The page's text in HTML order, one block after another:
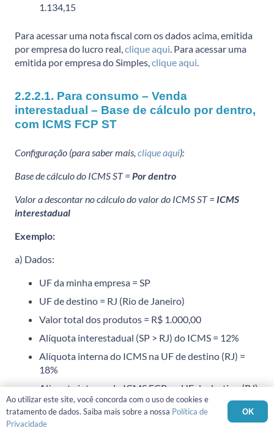
1.134,15
Para acessar uma nota fiscal com os dados acima, emitida
por empresa do lucro real, clique aqui . Para acessar uma
emitida por empresa do Simples, clique aqui
2.2.2.1. Para consumo – Venda
interestadual – Base de cálculo por dentro,
com ICMS FCP ST
Configuração (para saber mais, clique aqui):
Base de cálculo do ICMS ST = Por dentro
Valor a descontar no cálculo do valor do ICMS ST = ICMS
interestadual
Exemplo:
a) Dados:
UF da minha empresa = SP
UF de destino = RJ (Rio de Janeiro)
Valor total dos produtos = R$ 1.000,00
Alíquota interestadual (SP > RJ) do ICMS = 12%
Alíquota interna do ICMS na UF de destino (RJ) =
18%
Alíquota interna do ICMS FCP na UF de destino (RJ)
= 2%
b) Cálculo:
Ao utilizar este site, você concorda com o uso de cookies e
tratamento de dados. Saiba mais sobre a nossa Política de
Privacidade
OK